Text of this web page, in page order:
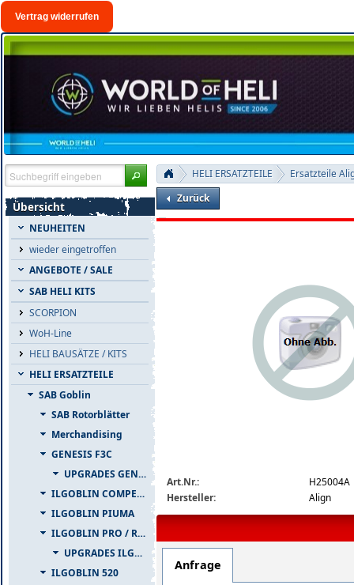
Vertrag widerrufen
Übersicht
NEUHEITEN
wieder eingetroffen
ANGEBOTE / SALE
SAB HELI KITS
SCORPION
WoH-Line
HELI BAUSÄTZE / KITS
HELI ERSATZTEILE
SAB Goblin
SAB Rotorblätter
Merchandising
GENESIS F3C
UPGRADES GENESIS F3C
ILGOBLIN COMPETIZIONE
ILGOBLIN PIUMA
ILGOBLIN PRO / RAW 700
UPGRADES ILGOBLIN PRO / RAW 700
ILGOBLIN 520
HELI ERSATZTEILE
Ersatzteile
Zurück
Art.Nr.:
H25004A
Hersteller:
Align
Anfrage